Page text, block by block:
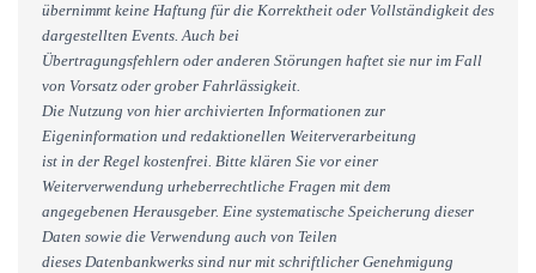
übernimmt keine Haftung für die Korrektheit oder Vollständigkeit des
dargestellten Events. Auch bei
Übertragungsfehlern oder anderen Störungen haftet sie nur im Fall
von Vorsatz oder grober Fahrlässigkeit.
Die Nutzung von hier archivierten Informationen zur
Eigeninformation und redaktionellen Weiterverarbeitung
ist in der Regel kostenfrei. Bitte klären Sie vor einer
Weiterverwendung urheberrechtliche Fragen mit dem
angegebenen Herausgeber. Eine systematische Speicherung dieser
Daten sowie die Verwendung auch von Teilen
dieses Datenbankwerks sind nur mit schriftlicher Genehmigung